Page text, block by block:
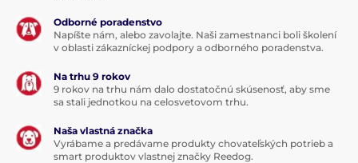
Odborné poradenstvo
Napíšte nám, alebo zavolajte. Naši zamestnanci boli školení
v oblasti zákazníckej podpory a odborného poradenstva.
Na trhu 9 rokov
9 rokov na trhu nám dalo dostatočnú skúsenosť, aby sme
sa stali jednotkou na celosvetovom trhu.
Naša vlastná značka
Vyrábame a predávame produkty chovateľských potrieb a
smart produktov vlastnej značky Reedog.